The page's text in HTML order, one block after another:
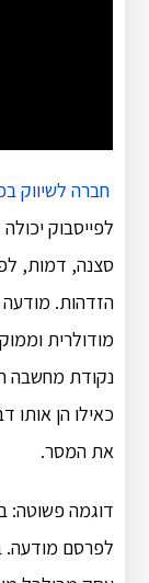
חברה לשיווק
לפייסבוק
סצנה, דמות,
הזדהות. מודעה
מודולרית
נקודת מחשבה
כאילו הן
את המסר.
דוגמה פשוטה:
לפרסם מודעה.